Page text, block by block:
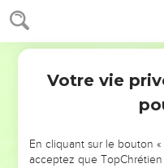
1 Chroniques 14
10 Alors David consulta
Philistins, et les livreras-tu
Et ils montèrent à Baal-
dit : Dieu a dispersé mes
débordement d'eaux.
Pératsim (Lieu des
Votre vie
En cliquant sur le bouton
acceptez que